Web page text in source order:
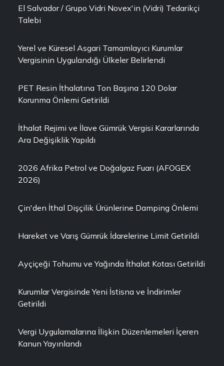
El Salvador / Grupo Vidri Novex'in (Vidri) Tedarikçi
Talebi
Yerel ve Küresel Asgari Tamamlayıcı Kurumlar
Vergisinin Uygulandığı Ülkeler Belirlendi
PET Resin İthalatına Ton Başına 120 Dolar
Korunma Önlemi Getirildi
İthalat Rejimi ve İlave Gümrük Vergisi Kararlarında
Ara Değişiklik Yapıldı
2026 Afrika Petrol ve Doğalgaz Fuarı (AFOGEX
2026)
Çin'den İthal Dişçilik Ürünlerine Damping Önlemi
Hareket ve Varış Gümrük İdarelerine Limit Getirildi
Ayçiçeği Tohumu ve Yağında İthalat Kotası Getirildi
Kurumlar Vergisinde Yeni İstisna ve İndirimler
Getirildi
Vergi Uygulamalarına İlişkin Düzenlemeleri İçeren
Kanun Yayınlandı